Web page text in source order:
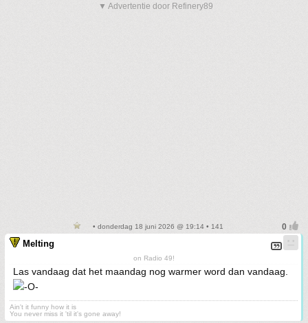
▼ Advertentie door Refinery89
• donderdag 18 juni 2026 @ 19:14 • 141
Melting
on Radio 49!
Las vandaag dat het maandag nog warmer word dan vandaag.
Ain't it funny how it is
You never miss it 'til it's gone away!